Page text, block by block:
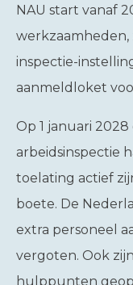
NAU start vanaf
werkzaamheden,
inspectie-
aanmeldloket
Op 1 januari
arbeidsinspectie
toelating actief
boete. De
extra personeel
vergoten. Ook
hulppunten